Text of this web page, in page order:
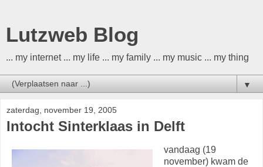
Lutzweb Blog
... my internet ... my life ... my family ... my music ... my thing
▼
zaterdag, november 19, 2005
Intocht Sinterklaas in Delft
vandaag (19
november) kwam de